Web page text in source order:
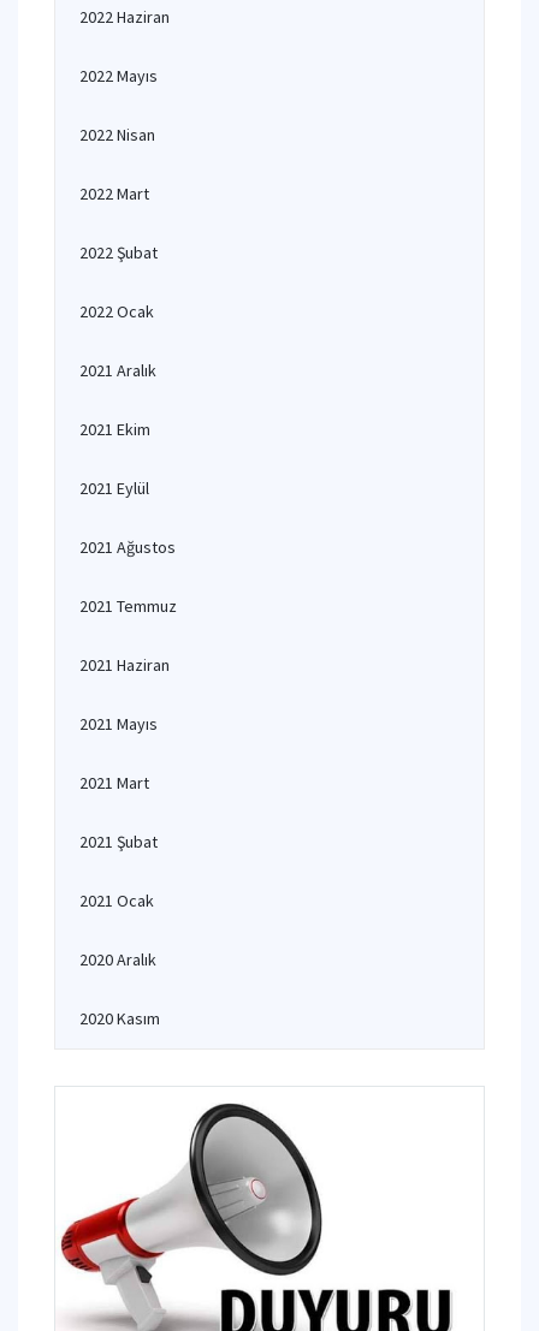
2022 Haziran
2022 Mayıs
2022 Nisan
2022 Mart
2022 Şubat
2022 Ocak
2021 Aralık
2021 Ekim
2021 Eylül
2021 Ağustos
2021 Temmuz
2021 Haziran
2021 Mayıs
2021 Mart
2021 Şubat
2021 Ocak
2020 Aralık
2020 Kasım